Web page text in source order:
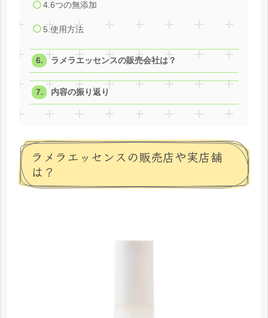
4.6つの無添加
5.使用方法
ラメラエッセンスの販売会社は？
内容の振り返り
ラメラエッセンスの販売店や実店舗
は？